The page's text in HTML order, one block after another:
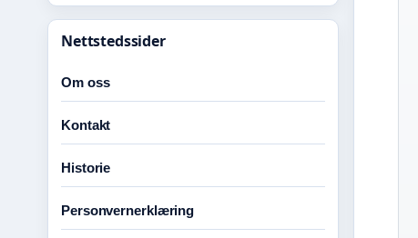
Nettstedssider
Om oss
Kontakt
Historie
Personvernerklæring